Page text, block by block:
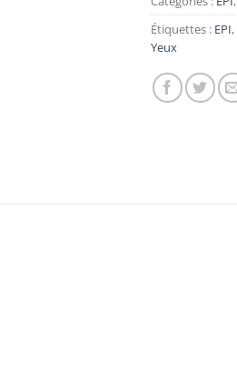
Étiquettes : EPI,
Yeux